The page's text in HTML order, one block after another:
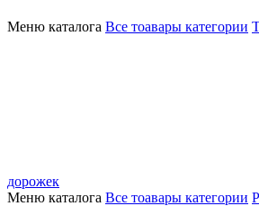
Меню каталога Все тоавары категории
дорожек
Меню каталога Все тоавары категории